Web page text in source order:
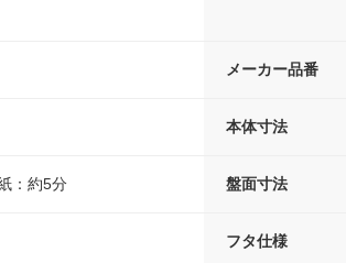
メーカー品番
本体寸法
：約5分 盤面寸法
フタ仕様